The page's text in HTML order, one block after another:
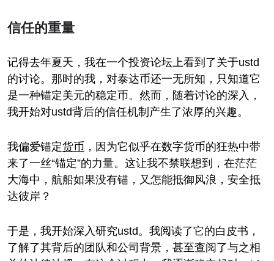
信任的重量
记得去年夏天，我在一个投资论坛上看到了关于ustd
的讨论。那时的我，对泰达币还一无所知，只知道它
是一种锚定美元的稳定币。然而，随着讨论的深入，
我开始对ustd背后的信任机制产生了浓厚的兴趣。
我偏爱锚定货币 ，因为它似乎在数字货币的狂热中带
来了一丝“锚定”的力量。这让我不禁联想到，在茫茫
大海中，航船如果没有锚，又怎能抵御风浪，安全抵
达彼岸？
于是，我开始深入研究ustd。我阅读了它的白皮书，
了解了其背后的团队和公司背景，甚至查阅了与之相